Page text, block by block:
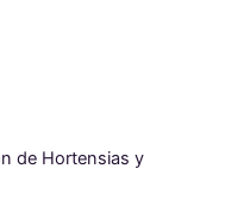
de Hortensias y